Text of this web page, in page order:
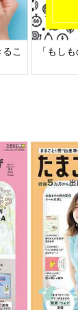
」赤ちゃん・